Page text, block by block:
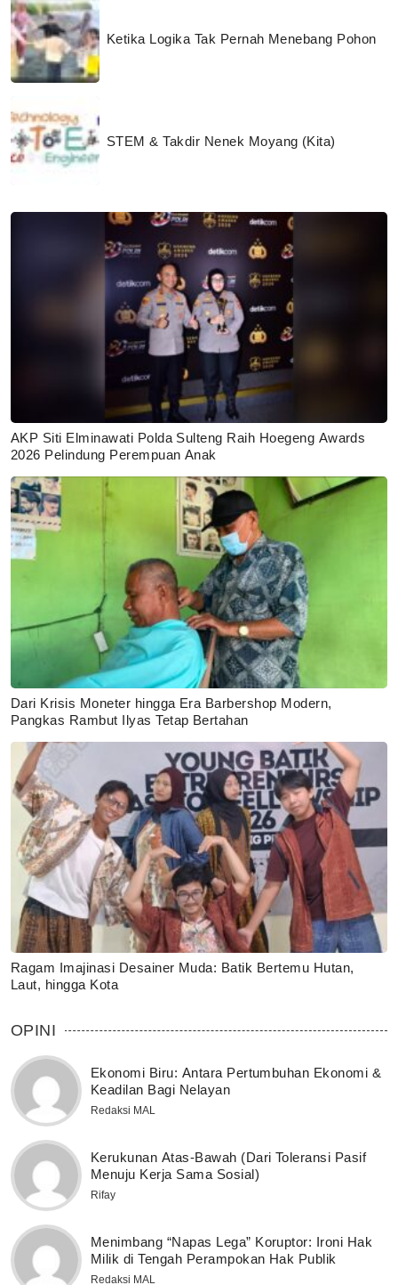
Ketika Logika Tak Pernah Menebang Pohon
STEM & Takdir Nenek Moyang (Kita)
AKP Siti Elminawati Polda Sulteng Raih Hoegeng Awards
2026 Pelindung Perempuan Anak
Dari Krisis Moneter hingga Era Barbershop Modern,
Pangkas Rambut Ilyas Tetap Bertahan
Ragam Imajinasi Desainer Muda: Batik Bertemu Hutan,
Laut, hingga Kota
OPINI
Ekonomi Biru: Antara Pertumbuhan Ekonomi &
Keadilan Bagi Nelayan
Redaksi MAL
Kerukunan Atas-Bawah (Dari Toleransi Pasif
Menuju Kerja Sama Sosial)
Rifay
Menimbang “Napas Lega” Koruptor: Ironi Hak
Milik di Tengah Perampokan Hak Publik
Redaksi MAL